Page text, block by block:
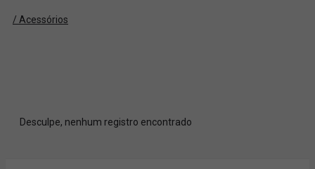
/ Acessórios
Desculpe, nenhum registro encontrado